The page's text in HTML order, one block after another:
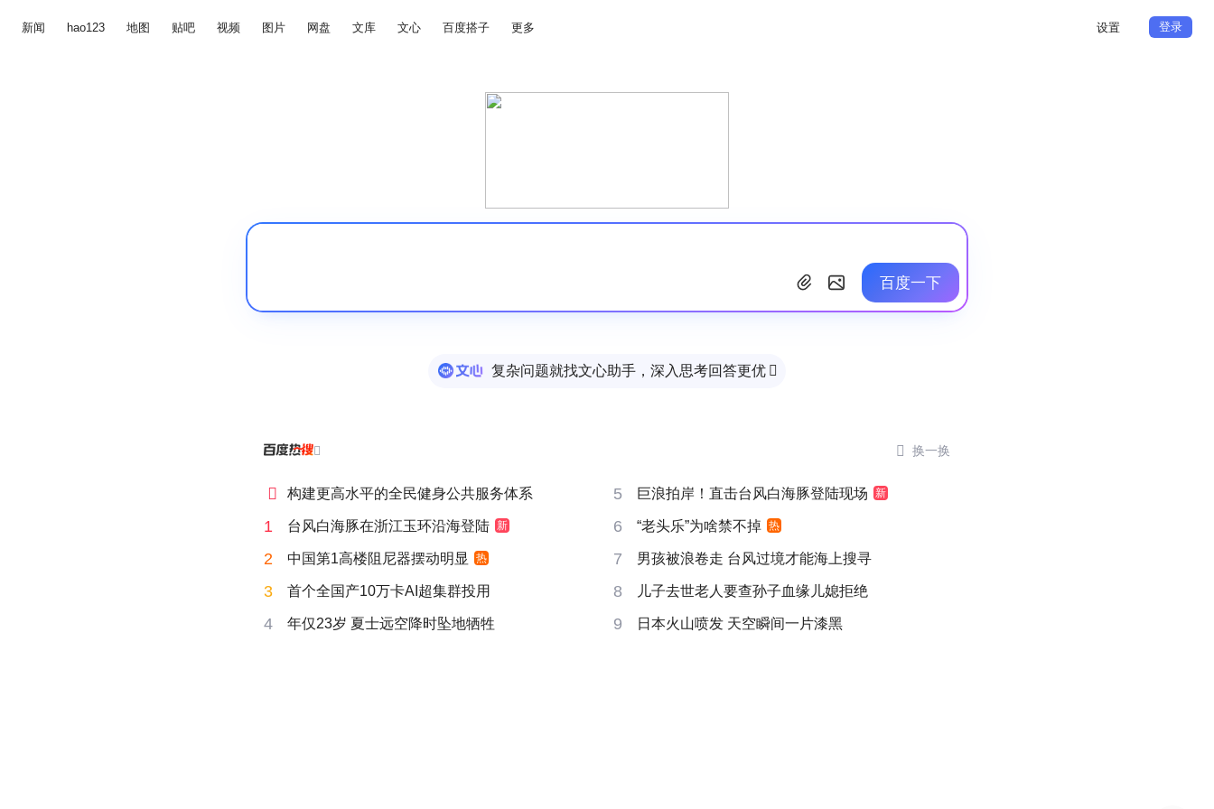
新闻 hao123 地图 贴吧 视频 图片 网盘 文库 文心 百度搭子 更多 设置 登录
百度一下
复杂问题就找文心助手，深入思考回答更优 
  换一换
 构建更高水平的全民健身公共服务体系 5 巨浪拍岸！直击台风白海豚登陆现场 新
1 台风白海豚在浙江玉环沿海登陆 新 6 “老头乐”为啥禁不掉 热
2 中国第1高楼阻尼器摆动明显 热 7 男孩被浪卷走 台风过境才能海上搜寻
3 首个全国产10万卡AI超集群投用 8 儿子去世老人要查孙子血缘儿媳拒绝
4 年仅23岁 夏士远空降时坠地牺牲 9 日本火山喷发 天空瞬间一片漆黑